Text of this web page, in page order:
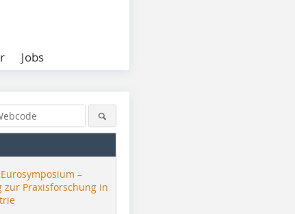
Jobs
–
zur Praxisforschung in